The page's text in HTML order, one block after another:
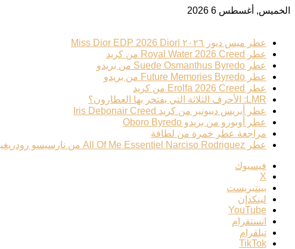
الخميس, أغسطس 6 2026
عطر ميس ديور ٢٠٢٦ |Miss Dior EDP 2026 Dior
عطر Royal Water 2026 Creed من كريد
عطر Suede Osmanthus Byredo من بريدو
عطر Future Memories Byredo من بريدو
عطر Erolfa 2026 Creed من كريد
LMR: الأحرف الثلاثة التي يفتخر بها العطارون؟
عطر أيريس ديبونير من كريد Iris Debonair Creed
عطر أوبورو من بريدو Oboro Byredo
مراجعة عطر خمرة من لطافة
عطر All Of Me Essentiel Narciso Rodriguez من نارسيسو رودريغيز
فيسبوك
‫X
بينتيريست
لينكدإن
‫YouTube
انستقرام
تيلقرام
‫TikTok